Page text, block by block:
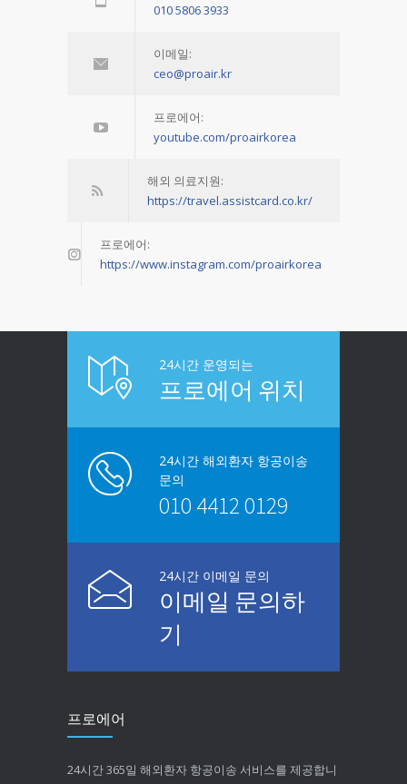
010 5806 3933
이메일:
ceo@proair.kr
프로에어:
youtube.com/proairkorea
해외 의료지원:
https://travel.assistcard.co.kr/
프로에어:
https://www.instagram.com/proairkorea
24시간 운영되는
프로에어 위치
24시간 해외환자 항공이송
문의
010 4412 0129
24시간 이메일 문의
이메일 문의하
기
프로에어
24시간 365일 해외환자 항공이송 서비스를 제공합니